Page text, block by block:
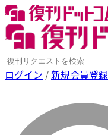
ログイン /新規会員登録